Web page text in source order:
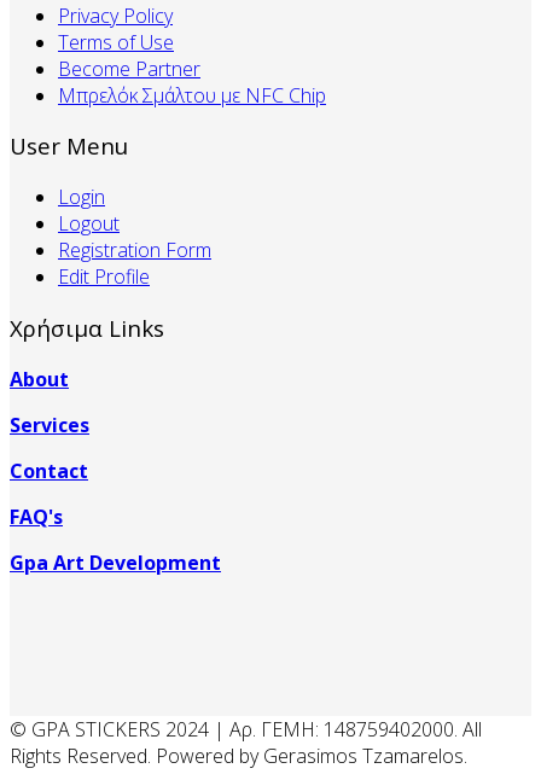
Privacy Policy
Terms of Use
Become Partner
Mπρελόκ Σμάλτου με NFC Chip
User Menu
Login
Logout
Registration Form
Edit Profile
Χρήσιμα Links
About
Services
Contact
FAQ's
Gpa Art Development
© GPA STICKERS 2024 | Αρ. ΓΕΜΗ: 148759402000. All
Rights Reserved. Powered by Gerasimos Tzamarelos.